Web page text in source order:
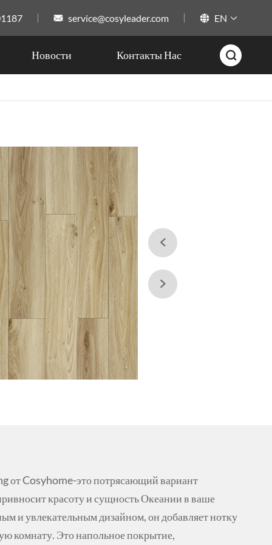
 service@cosyleader.com  EN 
Новости Контакты Нас 


от Cosyhome-это потрясающий вариант
красоту и сущность Океании в ваше
и увлекательным дизайном, он добавляет нотку
комнату. Это напольное покрытие,